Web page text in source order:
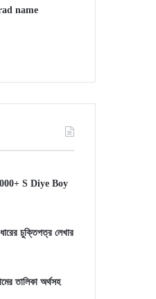
name
S Diye Boy
ধারের চুক্তিপত্র লেখার
তালিকা অর্থসহ